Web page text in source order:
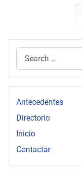
Antecedentes
Directorio
Inicio
Contactar